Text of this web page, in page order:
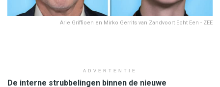
Arie Griffioen en Mirko Gerrits van Zandvoort Echt Een - ZEE
ADVERTENTIE
De interne strubbelingen binnen de nieuwe